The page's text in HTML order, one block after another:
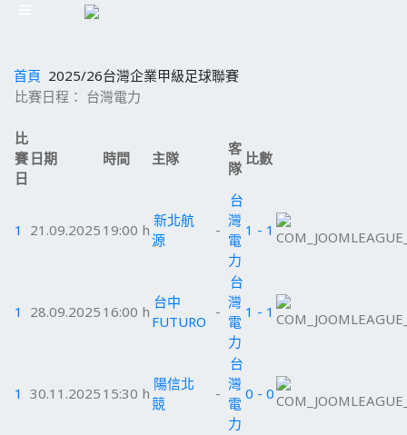
首頁 2025/26台灣企業甲級足球聯賽
比賽日程： 台灣電力
比
賽
日
日期 時間 主隊
客
隊
比數
1 21.09.2025 19:00 h
新北航
源
-
台
灣
電
力
1 - 1
1 28.09.2025 16:00 h
台中
FUTURO
-
台
灣
電
力
1 - 1
1 30.11.2025 15:30 h
陽信北
競
-
台
灣
電
力
0 - 0